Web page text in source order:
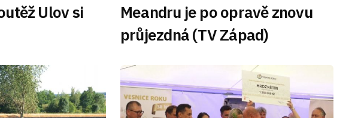
Ulov si
Meandru je po opravě znovu
průjezdná (TV Západ)